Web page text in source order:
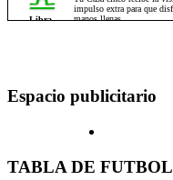
Espacio publicitario
TABLA DE FUTBOL